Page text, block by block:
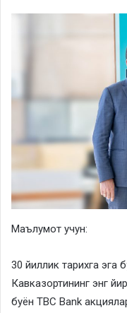
Маълумот учун:
30 йиллик тарихга эга
Кавказортининг энг
буён TBC Bank